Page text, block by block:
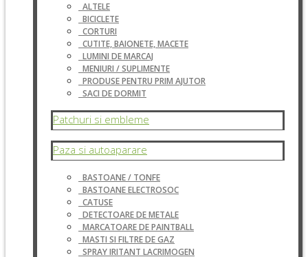
ALTELE
BICICLETE
CORTURI
CUTITE, BAIONETE, MACETE
LUMINI DE MARCAJ
MENIURI / SUPLIMENTE
PRODUSE PENTRU PRIM AJUTOR
SACI DE DORMIT
Patchuri si embleme
Paza si autoaparare
BASTOANE / TONFE
BASTOANE ELECTROSOC
CATUSE
DETECTOARE DE METALE
MARCATOARE DE PAINTBALL
MASTI SI FILTRE DE GAZ
SPRAY IRITANT LACRIMOGEN